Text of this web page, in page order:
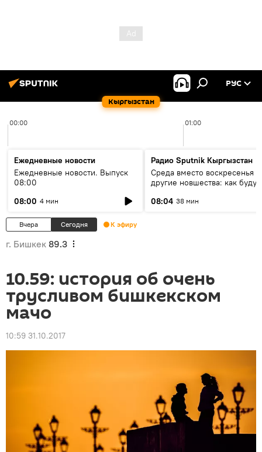
Кыргызстан
РУС
00:00 01:00
Ежедневные новости
Ежедневные новости. Выпуск
08:00
08:00 4 мин
Радио Sputnik Кыргызстан
Среда вместо воскресенья и
другие новшества: как будут
08:04 38 мин
Вчера Сегодня К эфиру
г. Бишкек 89.3
10.59: история об очень
трусливом бишкекском
мачо
10:59 31.10.2017